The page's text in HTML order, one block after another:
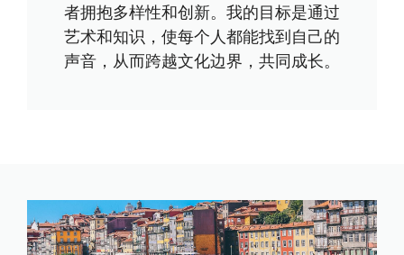
者拥抱多样性和创新。我的目标是通过
艺术和知识，使每个人都能找到自己的
声音，从而跨越文化边界，共同成长。